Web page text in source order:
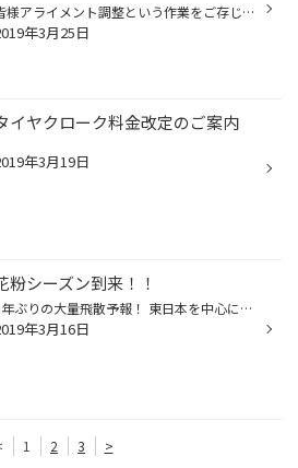
皆様アライメント調整という作業をご存じですか？ タイヤの角度を正常に戻すことで、タイヤの減り方を均等にし片減りを 直すことや、ハンドルをまっすぐにしているのにお車が横にそれてしまう 現象を改善できる作業です。 詳しくはタイヤ館までお越しください。
年3月25日
イヤクローク料金改定のご案内
年3月19日
粉シーズン到来！！
6年ぶりの大量飛散予報！ 東日本を中心に飛散量が平均の1.5倍～3倍と予想されています。 2018年シーズンより、ほとんどの地域で多くなると見込まれ、全国平均で2.7倍の予想です。 抗菌・脱臭・除塵の３つの基本機能で安心のドライブをお約束 BOSCH アエリスト エコエアコンフィルター 同時施工がお...
年3月16日
1 2 3 >